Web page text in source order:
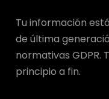
Tu información
de última
normativas GDPR.
principio a fin.